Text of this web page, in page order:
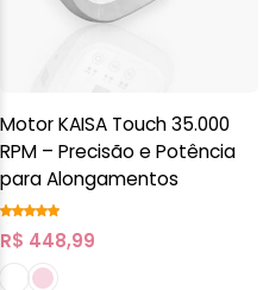
Motor KAISA Touch 35.000
RPM – Precisão e Potência
para Alongamentos
R$ 448,99